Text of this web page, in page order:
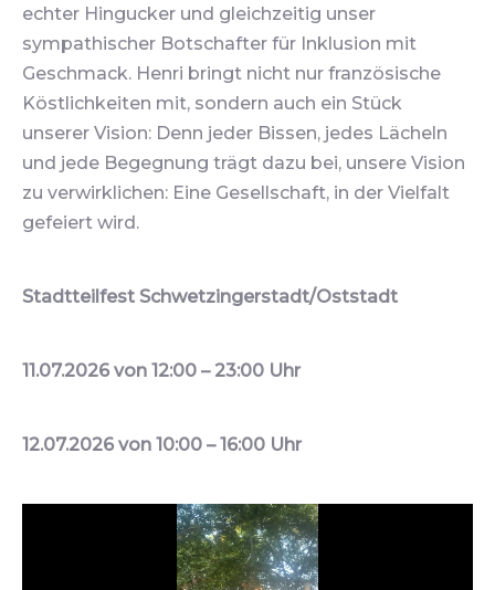
echter Hingucker und gleichzeitig unser
sympathischer Botschafter für Inklusion mit
Geschmack. Henri bringt nicht nur französische
Köstlichkeiten mit, sondern auch ein Stück
unserer Vision: Denn jeder Bissen, jedes Lächeln
und jede Begegnung trägt dazu bei, unsere Vision
zu verwirklichen: Eine Gesellschaft, in der Vielfalt
gefeiert wird.
Stadtteilfest Schwetzingerstadt/Oststadt
11.07.2026 von 12:00 – 23:00 Uhr
12.07.2026 von 10:00 – 16:00 Uhr